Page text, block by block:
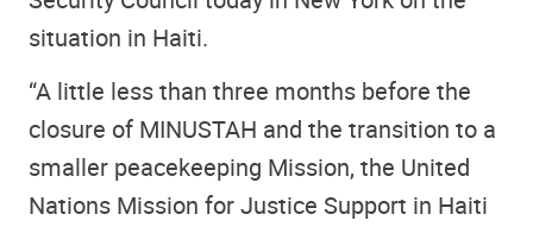
situation in Haiti.
“A little less than three months before the
closure of MINUSTAH and the transition to a
smaller peacekeeping Mission, the United
Nations Mission for Justice Support in Haiti